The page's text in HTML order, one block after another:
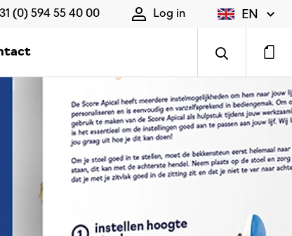
(0) 594 55 40 00 Log in EN